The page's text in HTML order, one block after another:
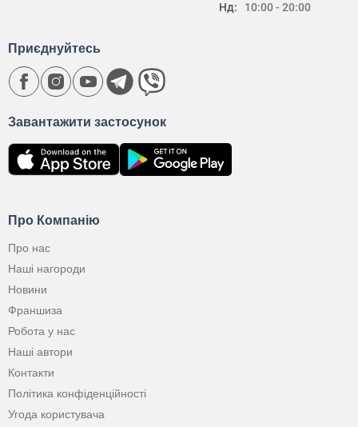
Нд:
10:00 - 20:00
Про Компанію
Про нас
Наші нагороди
Новини
Франшиза
Робота у нас
Наші автори
Контакти
Політика конфіденційності
Угода користувача
Завантажити застосунок
Приєднуйтесь